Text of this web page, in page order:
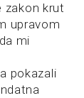
zakon krut
upravom
mi
pokazali